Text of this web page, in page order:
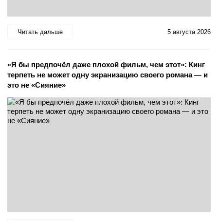
Читать дальше 5 августа 2026
«Я бы предпочёл даже плохой фильм, чем этот»: Кинг
терпеть не может одну экранизацию своего романа — и
это не «Сияние»